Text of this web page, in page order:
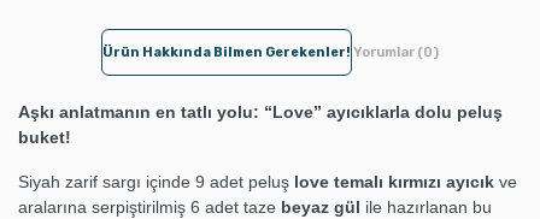
Ürün Hakkında Bilmen Gerekenler! Yorumlar (0)
Aşkı anlatmanın en tatlı yolu: “Love” ayıcıklarla dolu peluş
buket!
Siyah zarif sargı içinde 9 adet peluş love temalı kırmızı ayıcık ve
aralarına serpiştirilmiş 6 adet taze beyaz gül ile hazırlanan bu